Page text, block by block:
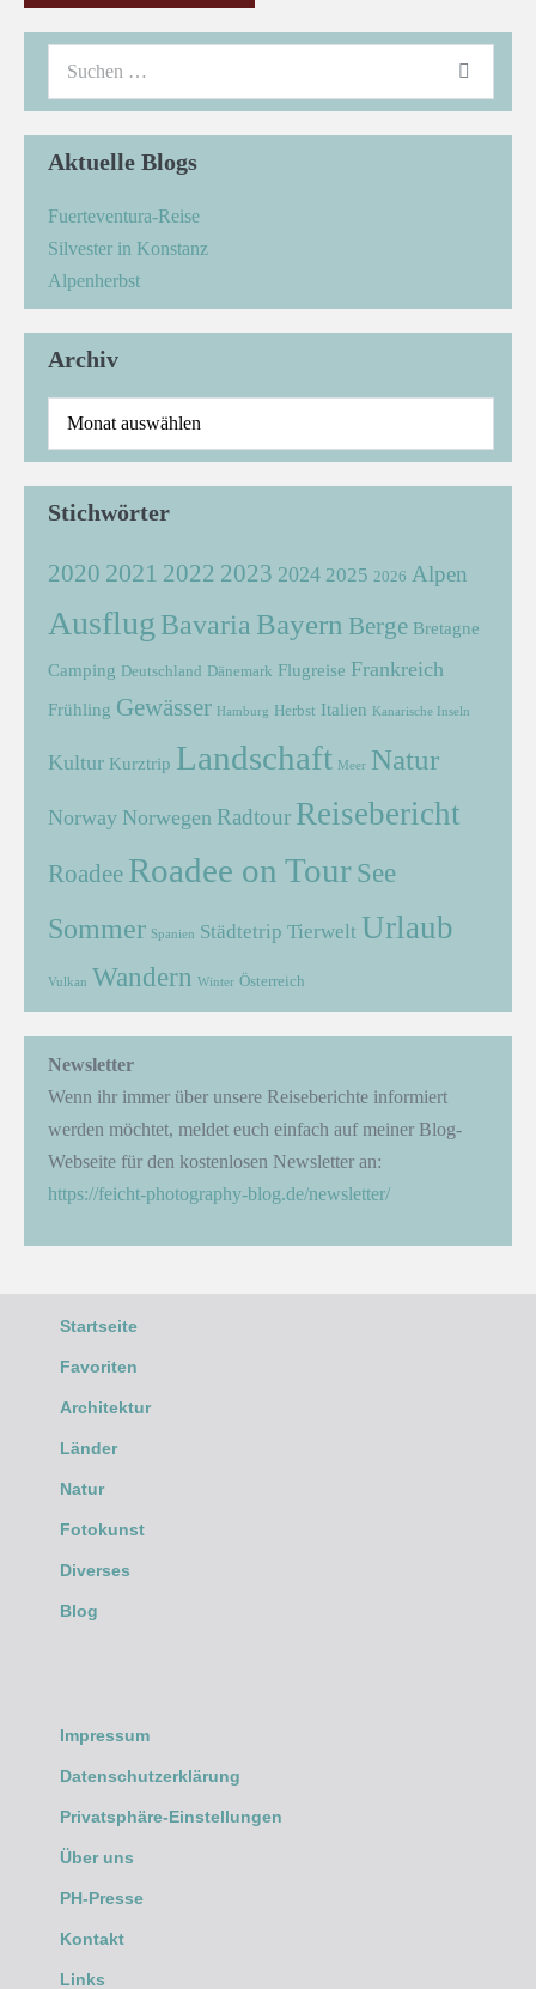
Aktuelle Blogs
Fuerteventura-Reise
Silvester in Konstanz
Alpenherbst
Archiv
Stichwörter
2020 2021 2022 2023 2024 2025 2026 Alpen
Ausflug Bavaria Bayern Berge Bretagne
Camping Deutschland Dänemark Flugreise Frankreich
Frühling Gewässer Hamburg Herbst Italien Kanarische Inseln
Kultur Kurztrip Landschaft Meer Natur
Norway Norwegen Radtour Reisebericht
Roadee Roadee on Tour See
Sommer Spanien Städtetrip Tierwelt Urlaub
Vulkan Wandern Winter Österreich
Newsletter
Wenn ihr immer über unsere Reiseberichte informiert
werden möchtet, meldet euch einfach auf meiner Blog-
Webseite für den kostenlosen Newsletter an:
https://feicht-photography-blog.de/newsletter/
Startseite
Favoriten
Architektur
Länder
Natur
Fotokunst
Diverses
Blog
Impressum
Datenschutzerklärung
Privatsphäre-Einstellungen
Über uns
PH-Presse
Kontakt
Links